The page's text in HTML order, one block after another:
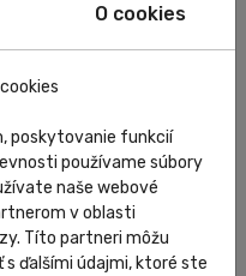
O cookies
poskytovanie funkcií
používame súbory
naše webové
v oblasti
Títo partneri môžu
ďalšími údajmi, ktoré ste